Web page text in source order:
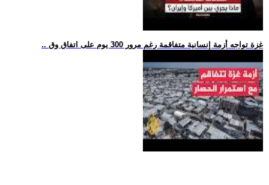
.. غزة تواجه أزمة إنسانية متفاقمة رغم مرور 300 يوم على اتفاق وق